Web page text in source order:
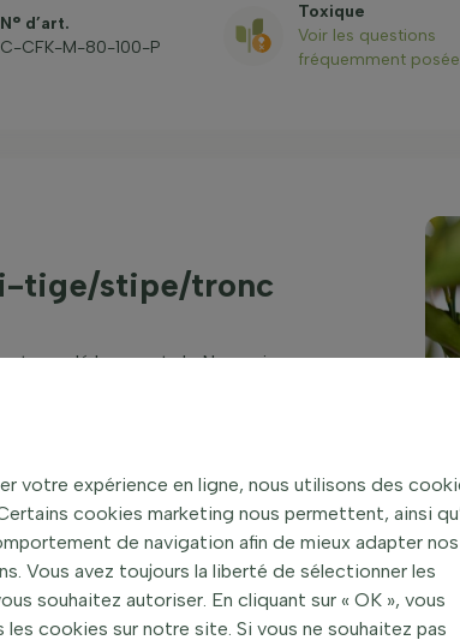
N° d’art.
C-CFK-M-80-100-P
Toxique
Voir les questions
fréquemment
tige/stipe/tronc
appelé kumquat de Nagami, une
délicieux fruits ovales tout au
plante est idéale pour orner les
vert éclatant et par sa floraison
la formation de ses fruits
:
votre expérience en ligne, nous utilisons des
cookies marketing nous permettent, ainsi
de navigation afin de mieux adapter nos
Vous avez toujours la liberté de sélectionner les
souhaitez autoriser. En cliquant sur « OK », vous
cookies sur notre site. Si vous ne souhaitez pas